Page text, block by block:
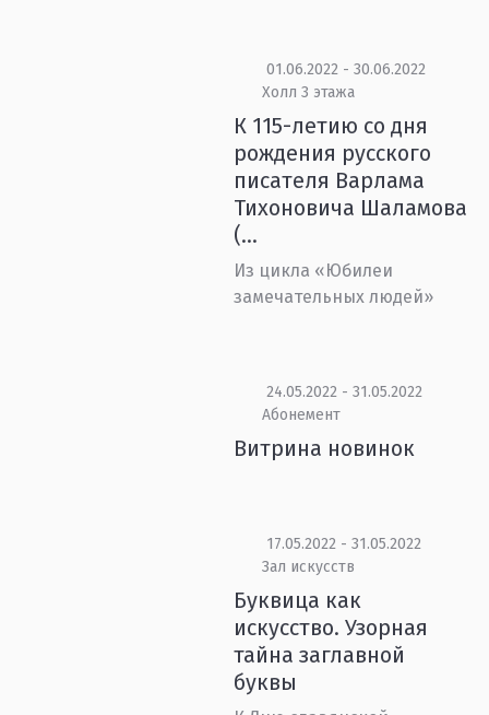
01.06.2022 - 30.06.2022
Холл 3 этажа
К 115-летию со дня
рождения русского
писателя Варлама
Тихоновича Шаламова
(...
Из цикла «Юбилеи
замечательных людей»
24.05.2022 - 31.05.2022
Абонемент
Витрина новинок
17.05.2022 - 31.05.2022
Зал искусств
Буквица как
искусство. Узорная
тайна заглавной
буквы